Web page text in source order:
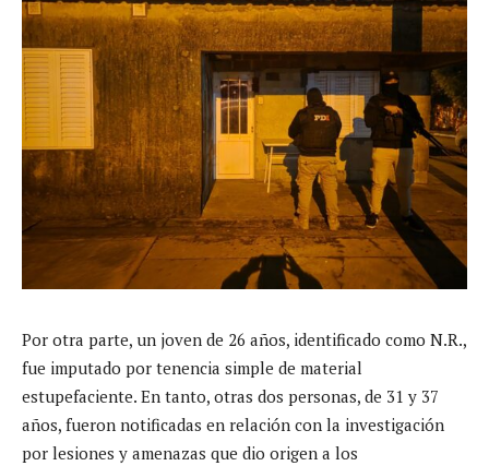
Por otra parte, un joven de 26 años, identificado como N.R.,
fue imputado por tenencia simple de material
estupefaciente. En tanto, otras dos personas, de 31 y 37
años, fueron notificadas en relación con la investigación
por lesiones y amenazas que dio origen a los